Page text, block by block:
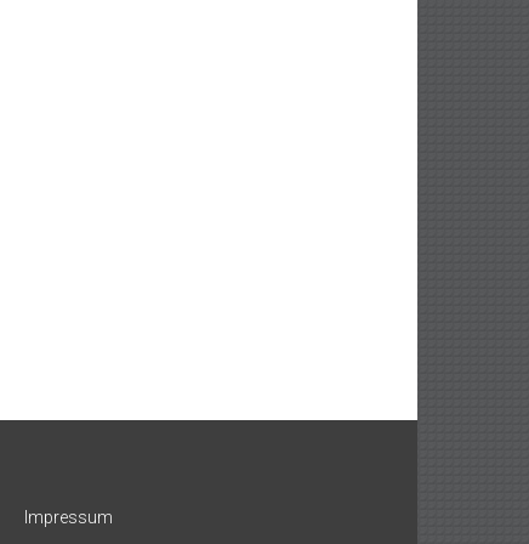
Impressum